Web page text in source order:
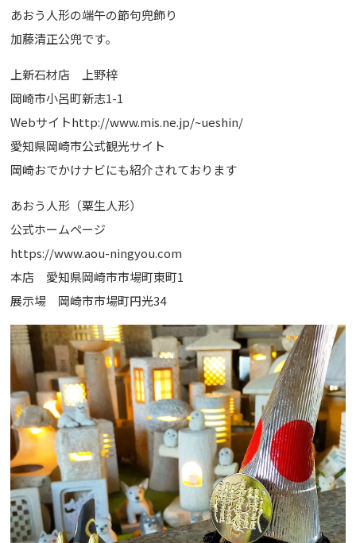
あおう人形の端午の節句兜飾り
加藤清正公兜です。
上新石材店 上野梓
岡崎市小呂町新志1-1
Webサイトhttp://www.mis.ne.jp/~ueshin/
愛知県岡崎市公式観光サイト
岡崎おでかけナビにも紹介されております
あおう人形（粟生人形）
公式ホームページ
https://www.aou-ningyou.com
本店 愛知県岡崎市市場町東町1
展示場 岡崎市市場町円光34